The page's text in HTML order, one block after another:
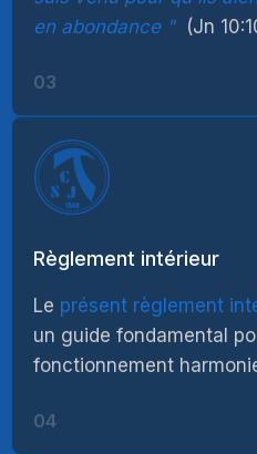
en abondance (Jn
03
Règlement intérieur
Le présent règlement
un guide fondamental
fonctionnement
04